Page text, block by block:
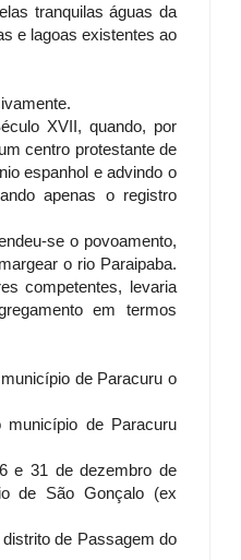
tranquilas águas da
e lagoas existentes ao
XVII, quando, por
centro protestante de
espanhol e advindo o
apenas o registro
se o povoamento,
o rio Paraipaba.
competentes, levaria
em termos
de Paracuru o
de Paracuru
e 31 de dezembro de
de São Gonçalo (ex
de Passagem do